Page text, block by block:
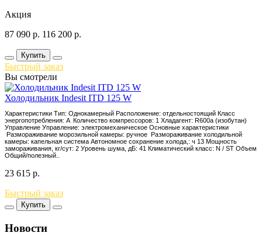
Акция
87 090 р. 116 200 р.
Купить
Быстрый заказ
Вы смотрели
Холодильник Indesit ITD 125 W
Характеристики Тип: Однокамерный Расположение: отдельностоящий Класс
энергопотребления: A Количество компрессоров: 1 Хладагент: R600a (изобутан)
Управление Управление: электромеханическое Основные характеристики
Размораживание морозильной камеры: ручное Размораживание холодильной
камеры: капельная система Автономное сохранение холода,: ч 13 Мощность
замораживания, кг/сут: 2 Уровень шума, дБ: 41 Климатический класс: N / ST Объем
Общий/полезный..
23 615 р.
Быстрый заказ
Купить
Новости